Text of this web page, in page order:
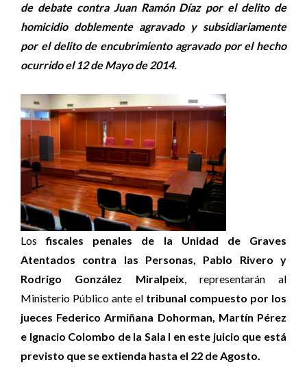
de debate contra Juan Ramón Díaz por el delito de
homicidio doblemente agravado y subsidiariamente
por el delito de encubrimiento agravado por el hecho
ocurrido el 12 de Mayo de 2014.
Losfiscales penales de la Unidad de Graves
Atentados contra las Personas, Pablo Rivero y
Rodrigo González Miralpeix, representarán al
Ministerio Público ante el tribunal compuesto por los
jueces Federico Armiñana Dohorman, Martín Pérez
e Ignacio Colombo de la Sala I en este juicio que está
previsto que se extienda hasta el 22 de Agosto.